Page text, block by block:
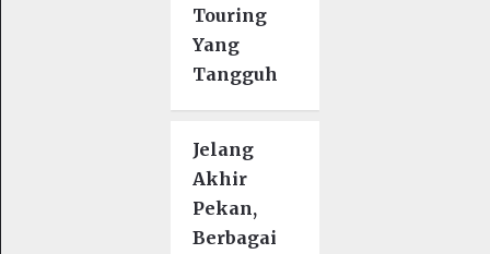
Touring
Yang
Tangguh
Jelang
Akhir
Pekan,
Berbagai